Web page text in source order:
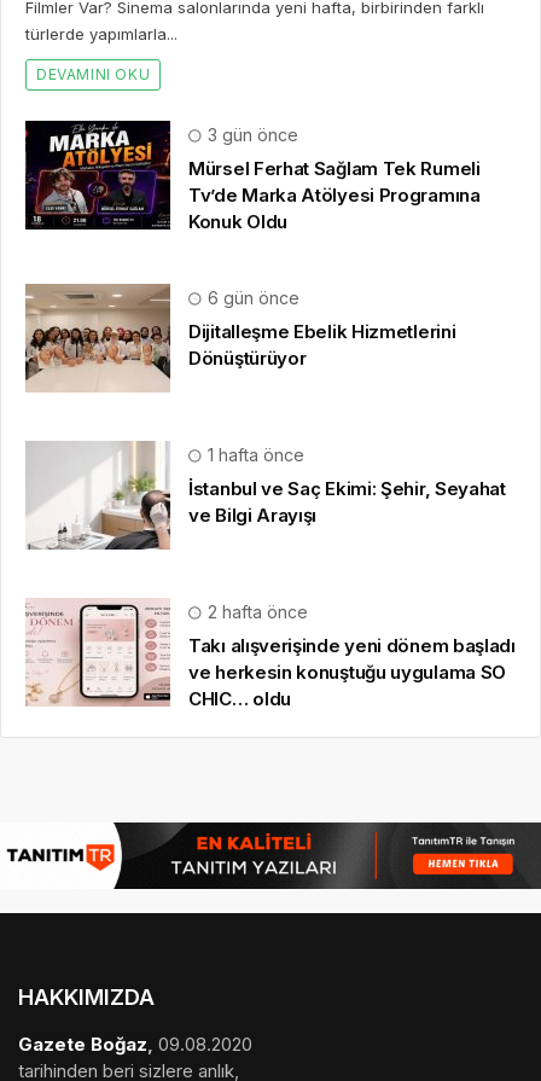
Filmler Var? Sinema salonlarında yeni hafta, birbirinden farklı
türlerde yapımlarla...
DEVAMINI OKU
3 gün önce
Mürsel Ferhat Sağlam Tek Rumeli
Tv’de Marka Atölyesi Programına
Konuk Oldu
6 gün önce
Dijitalleşme Ebelik Hizmetlerini
Dönüştürüyor
1 hafta önce
İstanbul ve Saç Ekimi: Şehir, Seyahat
ve Bilgi Arayışı
2 hafta önce
Takı alışverişinde yeni dönem başladı
ve herkesin konuştuğu uygulama SO
CHIC… oldu
HAKKIMIZDA
Gazete Boğaz, 09.08.2020
tarihinden beri sizlere anlık,